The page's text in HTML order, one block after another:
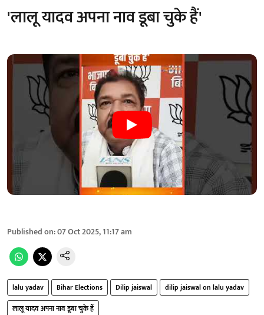
'लालू यादव अपना नाव डूबा चुके हैं'
Published on:07 Oct 2025, 11:17 am
lalu yadav Bihar Elections Dilip jaiswal
dilip jaiswal on lalu yadav
लालू यादव अपना नाव डूबा चुके हैं